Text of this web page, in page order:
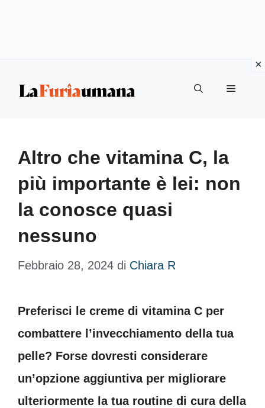
Menu
Altro che vitamina C, la
più importante è lei: non
la conosce quasi
nessuno
Febbraio 28, 2024 di Chiara R
Preferisci le creme di vitamina C per
combattere l’invecchiamento della tua
pelle? Forse dovresti considerare
un’opzione aggiuntiva per migliorare
ulteriormente la tua routine di cura della